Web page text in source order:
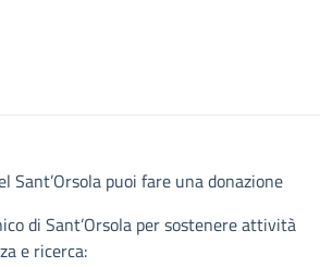
Sant’Orsola puoi fare una donazione
di Sant’Orsola per sostenere attività
e ricerca: